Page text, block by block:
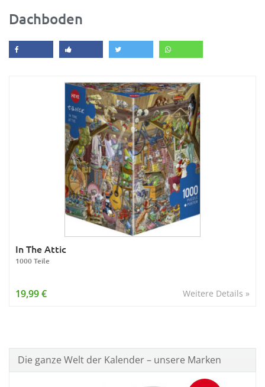
Dachboden
In The Attic
1000 Teile
Weitere Details »
19,99 €
Die ganze Welt der Kalender – unsere Marken